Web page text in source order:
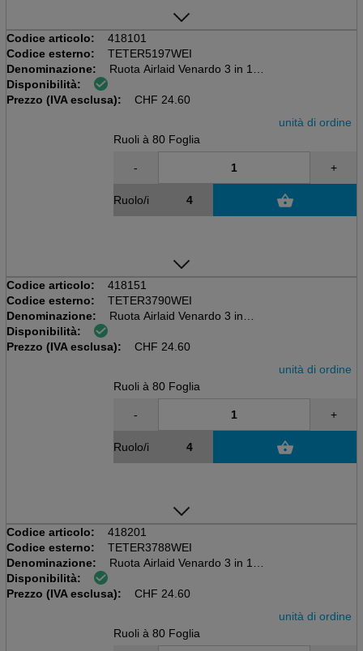
Codice articolo:
418101
Codice esterno:
TETER5197WEI
Denominazione:
Ruota Airlaid Venardo 3 in 1
80 coupon, 55 g/m2
Disponibilità:
Prezzo (IVA esclusa):
CHF 24.60
unità di ordine
Ruoli à 80 Foglia
- +
Ruolo/i
Codice articolo:
418151
Codice esterno:
TETER3790WEI
Denominazione:
Ruota Airlaid Venardo 3 in 1
80 coupon, 55 g/m2
Disponibilità:
Prezzo (IVA esclusa):
CHF 24.60
unità di ordine
Ruoli à 80 Foglia
- +
Ruolo/i
Codice articolo:
418201
Codice esterno:
TETER3788WEI
Denominazione:
Ruota Airlaid Venardo 3 in 1
80 coupon, 55 g/m2
Disponibilità:
Prezzo (IVA esclusa):
CHF 24.60
unità di ordine
Ruoli à 80 Foglia